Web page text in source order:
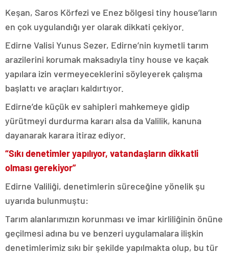
Keşan, Saros Körfezi ve Enez bölgesi tiny house’ların
en çok uygulandığı yer olarak dikkati çekiyor.
Edirne Valisi Yunus Sezer, Edirne’nin kıymetli tarım
arazilerini korumak maksadıyla tiny house ve kaçak
yapılara izin vermeyeceklerini söyleyerek çalışma
başlattı ve araçları kaldırtıyor.
Edirne’de küçük ev sahipleri mahkemeye gidip
yürütmeyi durdurma kararı alsa da Valilik, kanuna
dayanarak karara itiraz ediyor.
“Sıkı denetimler yapılıyor, vatandaşların dikkatli
olması gerekiyor”
Edirne Valiliği, denetimlerin süreceğine yönelik şu
uyarıda bulunmuştu:
Tarım alanlarımızın korunması ve imar kirliliğinin önüne
geçilmesi adına bu ve benzeri uygulamalara ilişkin
denetimlerimiz sıkı bir şekilde yapılmakta olup, bu tür